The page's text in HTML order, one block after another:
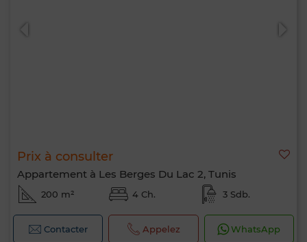
Prix à consulter
Appartement à Les Berges Du Lac 2, Tunis
200 m² 4 Ch. 3 Sdb.
Contacter Appelez WhatsApp